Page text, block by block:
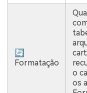
🔄
Formatação
o
os